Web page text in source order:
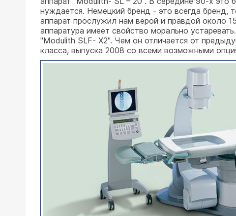
нуждается. Немецкий бренд - это всегда бренд,
аппарат прослужил нам верой и правдой около
аппаратура имеет свойство морально
"Modulith SLF- X2". Чем он отличается от
класса, выпуска 2008 со всеми возможными